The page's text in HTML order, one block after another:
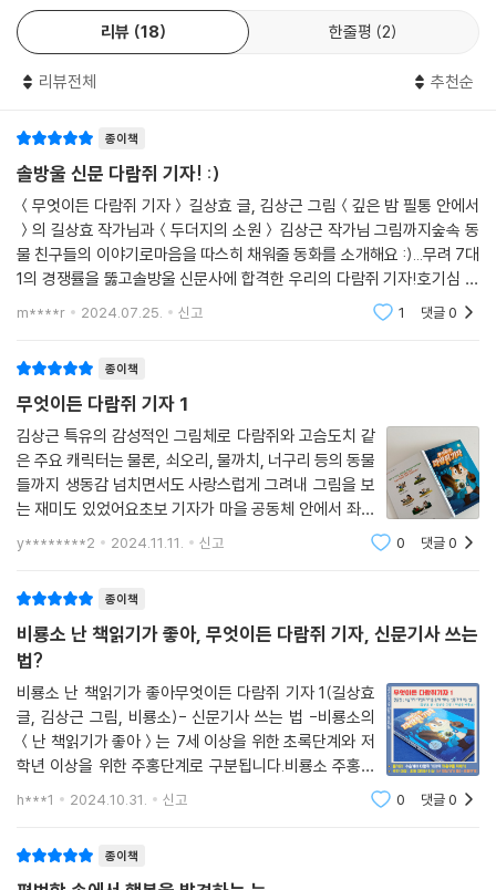
취재를 통해 큰숲 마을 다양한 인물들을 알게 되고 마음을 나누는 과정들
이 따뜻하게 그려진다. 모두를 행복하게 할 이야깃거리를 찾아 나서는 다
『무엇이든 다람쥐 기자』는 아름답고 환상적인 서사와 감성적인 캐릭터를
작품에 담아온 그림책 작가 김상근이 처음으로 일러스트로 참여한 동화다.
김상근 특유의 감성적인 그림체로 다람쥐와 고슴도치 같은 주요 캐릭터는
물론, 쇠오리, 물까치, 너구리 등의 동물들까지 생동감 넘치면서도 사랑스
럽게 그려 냈다. 초보 기자가 마을 공동체 안에서 좌충우돌하며 성장하는
이야기는 김상근의 따스한 감성과 서정성이 담긴 일러스트가 더해져 한층
리뷰 18 한줄평 2
리뷰전체 추천순
종이책
솔방울 신문 다람쥐 기자! :)
＜무엇이든 다람쥐 기자＞ 길상효 글, 김상근 그림＜깊은 밤 필통 안에서
＞의 길상효 작가님과＜두더지의 소원＞ 김상근 작가님 그림까지숲속 동
물 친구들의 이야기로마음을 따스히 채워줄 동화를 소개해요 :)...무려 7대
1의 경쟁률을 뚫고솔방울 신문사에 합격한 우리의 다람쥐 기자!호기심 가
득한 눈으로큰숲 마을의 취재를 시작합니다.처음엔 특종 잡기에 마음이 앞
m****r 2024.07.25. 신고 1 댓글0
종이책
무엇이든 다람쥐 기자 1
김상근 특유의 감성적인 그림체로 다람쥐와 고슴도치 같
은 주요 캐릭터는 물론, 쇠오리, 물까치, 너구리 등의 동물
들까지 생동감 넘치면서도 사랑스럽게 그려내 그림을 보
는 재미도 있었어요초보 기자가 마을 공동체 안에서 좌충
우돌하며 성장하는 이야기는 김상근의 따스한 감성과 서
정성이 담긴 일러스트가 더해져 한층 더 깊은 감동과 여운
y********2 2024.11.11. 신고 0 댓글0
종이책
비룡소 난 책읽기가 좋아, 무엇이든 다람쥐 기자, 신문기사 쓰는
법?
비룡소 난 책읽기가 좋아무엇이든 다람쥐 기자 1(길상효
글, 김상근 그림, 비룡소)- 신문기사 쓰는 법 -비룡소의
＜난 책읽기가 좋아＞는 7세 이상을 위한 초록단계와 저
학년 이상을 위한 주홍단계로 구분됩니다.비룡소 주홍단
계 중 둘째 아들이 재밌게 읽은 책은 ＜꽝 없는 뽑기 기계
h***1 2024.10.31. 신고 0 댓글0
종이책